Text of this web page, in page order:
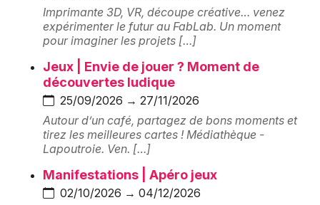
Bibliothèque et médiathèque en Alsace
Bibliothèque et médiathèque dans le Grand Est
Jeux concours
Newsletter des sorties
Imprimante 3D, VR, découpe créative… venez
expérimenter le futur au FabLab. Un moment
pour imaginer les projets […]
Jeux | Envie de jouer ? Moment de
découvertes ludique
25/09/2026 → 27/11/2026
Autour d’un café, partagez de bons moments et
tirez les meilleures cartes ! Médiathèque -
Lapoutroie. Ven. […]
Manifestations | Apéro jeux
02/10/2026 → 04/12/2026